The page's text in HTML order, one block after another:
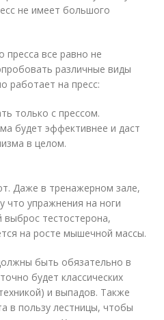
не имеет большого
все равно не
различные виды
работает на пресс:
только с прессом.
будет эффективнее и даст
в целом.
Даже в тренажерном зале,
что упражнения на ноги
тестостерона,
на росте мышечной массы.
быть обязательно в
будет классических
и выпадов. Также
в пользу лестницы, чтобы